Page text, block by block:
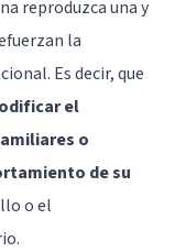
reproduzca una y
la
Es decir, que
el
o
de su
o el